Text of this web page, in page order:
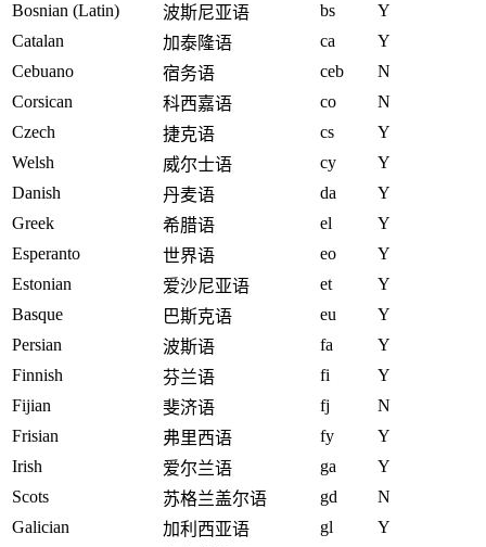
Bosnian (Latin)
波斯尼亚语 bs
Y
Catalan
加泰隆语 ca
Y
Cebuano
宿务语 ceb
N
Corsican
科西嘉语 co
N
Czech
捷克语 cs
Y
Welsh
威尔士语 cy
Y
Danish
丹麦语 da
Y
Greek
希腊语 el
Y
Esperanto
世界语 eo
Y
Estonian
爱沙尼亚语 et
Y
Basque
巴斯克语 eu
Y
Persian
波斯语 fa
Y
Finnish
芬兰语 fi
Y
Fijian
斐济语 fj
N
Frisian
弗里西语 fy
Y
Irish
爱尔兰语 ga
Y
Scots
苏格兰盖尔语 gd
N
Galician
加利西亚语 gl
Y